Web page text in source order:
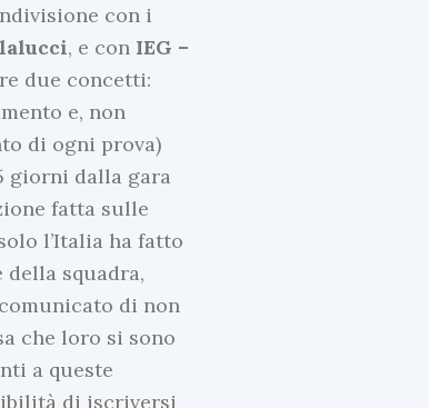
con i
, e con IEG –
due concetti:
e, non
di ogni prova)
giorni dalla gara
fatta sulle
l’Italia ha fatto
della squadra,
di non
che loro si sono
a queste
di iscriversi